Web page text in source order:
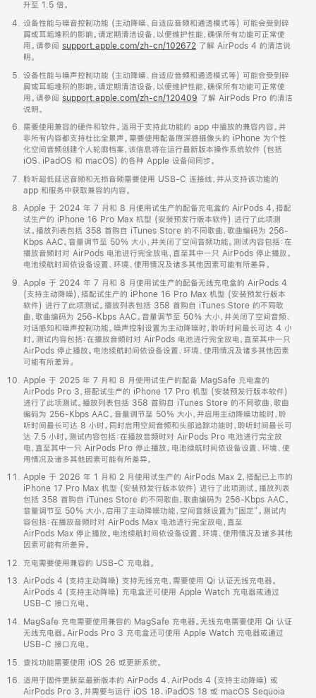
升至 1.5 倍。
设备性能与噪音控制功能 (主动降噪、自适应音频和通透模式等) 可能会受到碎
屑或耳垢堆积的影响。请定期清洁设备，以便维护性能，确保所有功能可正常使
用。请参阅 support.apple.com/zh-cn/102672 了解 AirPods 4 的清洁说
明。
设备性能与噪声控制功能 (主动降噪、自适应音频和通透模式等) 可能会受到碎
屑或耳垢堆积的影响。请定期清洁设备，以便维护性能，确保所有功能可正常使
用。请参阅 support.apple.com/zh-cn/120409 了解 AirPods Pro 的清洁
说明。
需要使用兼容的硬件和软件。适用于支持此功能的 app 中播放的兼容内容。并
非所有内容都支持杜比全景声。需要使用配备原深感摄像头的 iPhone 为个性
化空间音频创建个人轮廓档案，该信息将在运行最新版本操作系统软件 (包括
iOS、iPadOS 和 macOS) 的各种 Apple 设备间同步。
聆听超低延迟音频和无损音频需要使用 USB-C 连接线，并从支持该功能的
app 和服务中获取兼容的内容。
Apple 于 2024 年 7 月和 8 月使用试生产的配备充电盒的 AirPods 4，搭配
试生产的 iPhone 16 Pro Max 机型 (安装预发行版本软件) 进行了此项测
试。播放列表包括 358 首购自 iTunes Store 的不同歌曲，歌曲编码为 256-
Kbps AAC。音量调节至 50% 大小，并关闭了空间音频功能。测试内容包括：在
播放音频时对 AirPods 电池进行完全放电，直至其中一只 AirPods 停止播放。
电池续航时间依设备设置、环境、使用情况及诸多其他因素可能有所差异。
Apple 于 2024 年 7 月和 8 月使用试生产的配备无线充电盒的 AirPods 4
(支持主动降噪)，搭配试生产的 iPhone 16 Pro Max 机型 (安装预发行版本
软件) 进行了此项测试。播放列表包括 358 首购自 iTunes Store 的不同歌
曲，歌曲编码为 256-Kbps AAC。音量调节至 50% 大小，并关闭了空间音频、
对话感知和噪声控制功能。噪声控制设置为主动降噪时，聆听时间最长可达 4 小
时。测试内容包括：在播放音频时对 AirPods 电池进行完全放电，直至其中一只
AirPods 停止播放。电池续航时间依设备设置、环境、使用情况及诸多其他因素
可能有所差异。
Apple 于 2025 年 7 月和 8 月使用试生产的配备 MagSafe 充电盒的
AirPods Pro 3，搭配试生产的 iPhone 17 Pro 机型 (安装预发行版本软件)
进行了此项测试。播放列表包括 358 首购自 iTunes Store 的不同歌曲，歌曲
编码为 256-Kbps AAC。音量调节至 50% 大小，并启用主动降噪功能时，聆
听时间最长可达 8 小时。同时启用空间音频和头部追踪功能时，聆听时间最长可
达 7.5 小时。测试内容包括：在播放音频时对 AirPods Pro 电池进行完全放
电，直至其中一只 AirPods Pro 停止播放。电池续航时间依设备设置、环境、使
用情况及诸多其他因素可能有所差异。
Apple 于 2026 年 1 月和 2 月使用试生产的 AirPods Max 2，搭配已上市的
iPhone 17 Pro Max 机型 (安装预发行版本软件) 进行了此项测试。播放列表
包括 358 首购自 iTunes Store 的不同歌曲，歌曲编码为 256-Kbps AAC。
音量调节至 50% 大小，启用了主动降噪功能，空间音频设置为“固定”。测试内
容包括：在播放音频时对 AirPods Max 电池进行完全放电，直至
AirPods Max 停止播放。电池续航时间依设备设置、环境、使用情况及诸多其他
因素可能有所差异。
充电需要使用兼容的 USB-C 充电器。
AirPods 4 (支持主动降噪) 支持无线充电，需要使用 Qi 认证无线充电器。
AirPods 4 (支持主动降噪) 充电盒还可使用 Apple Watch 充电器或通过
USB-C 接口充电。
MagSafe 充电需要使用兼容的 MagSafe 充电器。无线充电需要使用 Qi 认证
无线充电器。AirPods Pro 3 充电盒还可使用 Apple Watch 充电器或通过
USB-C 接口充电。
查找功能需要使用 iOS 26 或更新系统。
适用于固件更新至最新版本的 AirPods 4、AirPods 4 (支持主动降噪) 或
AirPods Pro 3，并需要与运行 iOS 18、iPadOS 18 或 macOS Sequoia